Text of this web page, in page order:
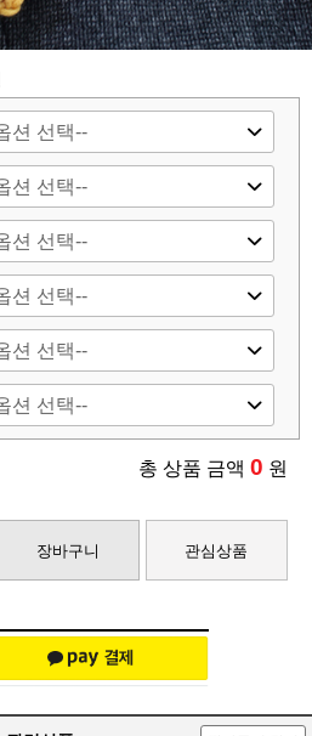
총 상품 금액 0 원
장바구니 관심상품